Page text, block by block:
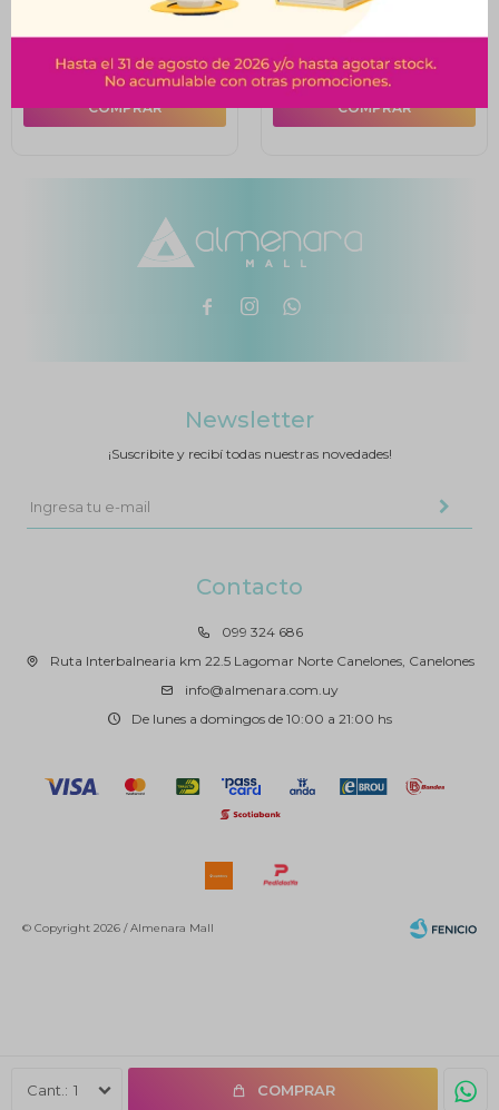
1 COMPRAR
699
32 Pcs
715
  
Contacto
099 324 686
Ruta Interbalnearia km 22.5 Lagomar Norte Canelones, Canelones
info@almenara.com.uy
De lunes a domingos de 10:00 a 21:00 hs
Newsletter
¡Suscribite y recibí todas nuestras novedades!
© Copyright 2026 / Almenara Mall